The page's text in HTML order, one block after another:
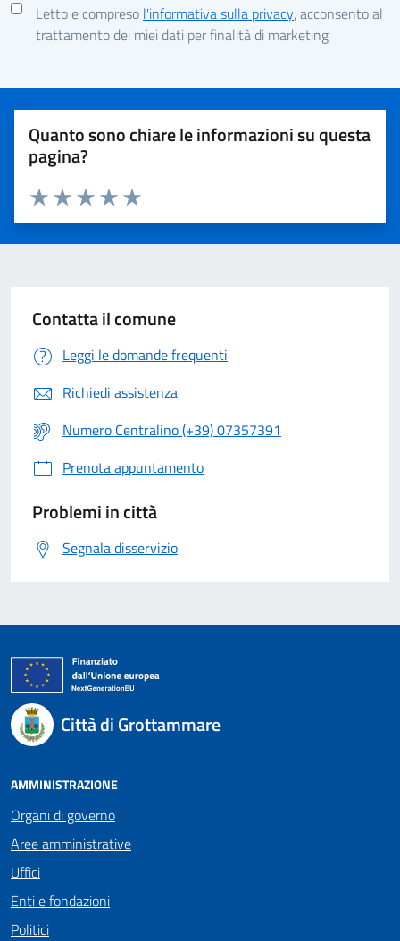
Letto e compreso l'informativa sulla privacy, acconsento al
trattamento dei miei dati per finalità di marketing
Quanto sono chiare le informazioni su questa
pagina?
Valuta 5 stelle su 5
Valuta 4 stelle su 5
Valuta 3 stelle su 5
Valuta 2 stelle su 5
Valuta 1 stelle su 5
Contatta il comune
Leggi le domande frequenti
Richiedi assistenza
Numero Centralino (+39) 07357391
Prenota appuntamento
Problemi in città
Segnala disservizio
Città di Grottammare
AMMINISTRAZIONE
Organi di governo
Aree amministrative
Uffici
Enti e fondazioni
Politici